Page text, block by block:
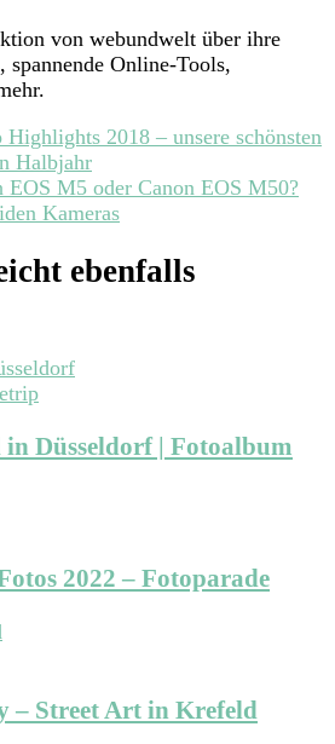
von webundwelt über ihre
spannende Online-Tools,
Highlights 2018 – unsere schönsten
Halbjahr
EOS M5 oder Canon EOS M50?
Kameras
ebenfalls
Düsseldorf | Fotoalbum
2022 – Fotoparade
– Street Art in Krefeld